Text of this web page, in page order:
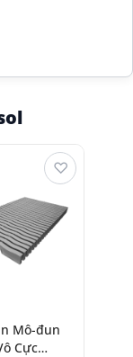
Mô-đun
Cực
♡